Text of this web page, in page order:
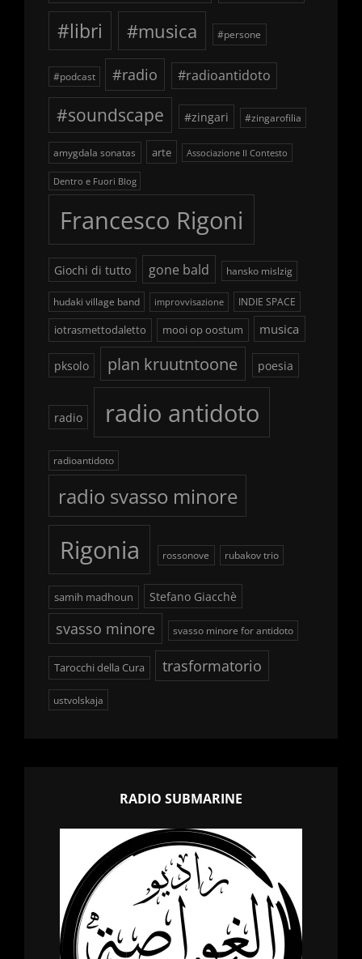
#libri
#musica #persone
#podcast #radio #radioantidoto
#soundscape #zingari #zingarofilia
amygdala sonatas arte Associazione Il Contesto
Dentro e Fuori Blog
Francesco Rigoni
Giochi di tutto gone bald hansko mislzig
hudaki village band improvvisazione INDIE SPACE
iotrasmettodaletto mooi op oostum musica
pksolo plan kruutntoone poesia
radio radio antidoto
radioantidoto
radio svasso minore
Rigonia rossonove rubakov trio
samih madhoun Stefano Giacchè
svasso minore svasso minore for antidoto
Tarocchi della Cura trasformatorio
ustvolskaja
RADIO SUBMARINE